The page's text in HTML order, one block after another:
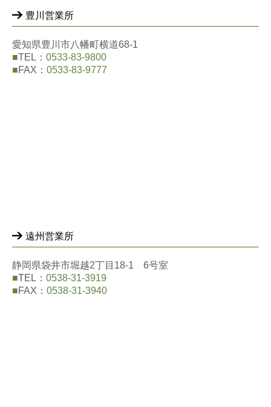
豊川営業所
愛知県豊川市八幡町横道68-1
■TEL： 0533-83-9800
■FAX： 0533-83-9777
遠州営業所
静岡県袋井市堀越2丁目18-1 6号室
■TEL： 0538-31-3919
■FAX： 0538-31-3940